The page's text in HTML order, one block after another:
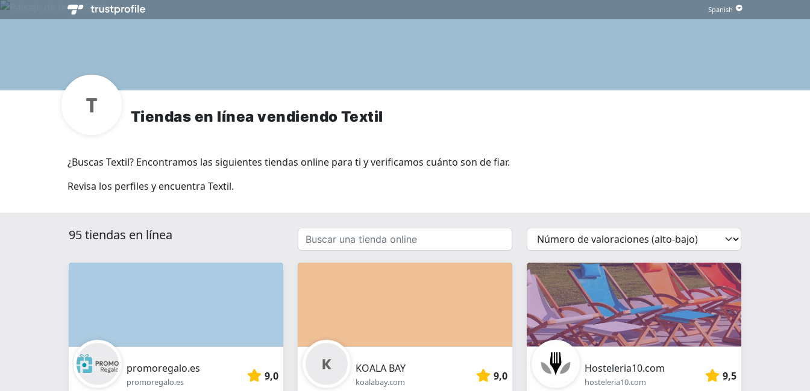
Tiendas en línea vendiendo Textil
¿Buscas Textil? Encontramos las siguientes tiendas online para ti y verificamos cuánto son de fiar.
Revisa los perfiles y encuentra Textil.
95 tiendas en línea
Buscar
una
tienda
{{
__('Sort')
}}
promoregalo.es
promoregalo.es 9,0
KOALA BAY
koalabay.com 9,0
Hosteleria10.com
hosteleria10.com 9,5